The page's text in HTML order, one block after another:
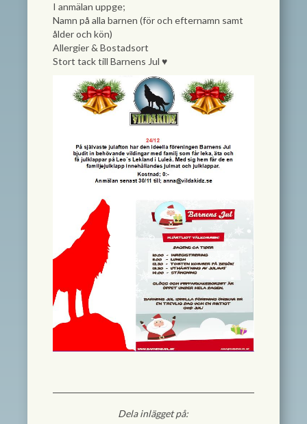
I anmälan uppge;
Namn på alla barnen (för och efternamn samt
ålder och kön)
Allergier & Bostadsort
Stort tack till Barnens Jul ♥
Dela inlägget på: